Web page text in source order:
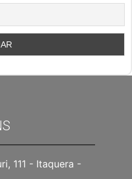
111 - Itaquera -